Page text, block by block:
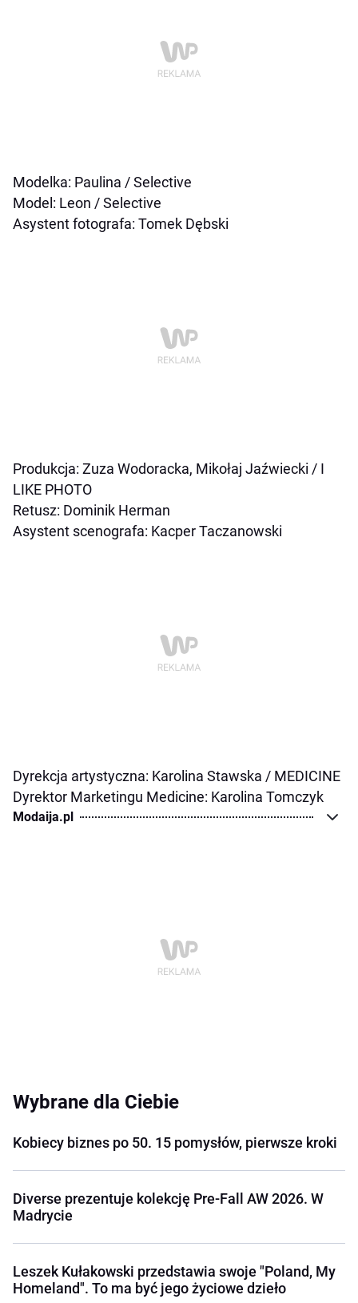
Modelka: Paulina / Selective
Model: Leon / Selective
Asystent fotografa: Tomek Dębski
Produkcja: Zuza Wodoracka, Mikołaj Jaźwiecki / I
LIKE PHOTO
Retusz: Dominik Herman
Asystent scenografa: Kacper Taczanowski
Dyrekcja artystyczna: Karolina Stawska / MEDICINE
Dyrektor Marketingu Medicine: Karolina Tomczyk
Modaija.pl
Wybrane dla Ciebie
Kobiecy biznes po 50. 15 pomysłów, pierwsze kroki
Diverse prezentuje kolekcję Pre-Fall AW 2026. W
Madrycie
Leszek Kułakowski przedstawia swoje "Poland, My
Homeland". To ma być jego życiowe dzieło